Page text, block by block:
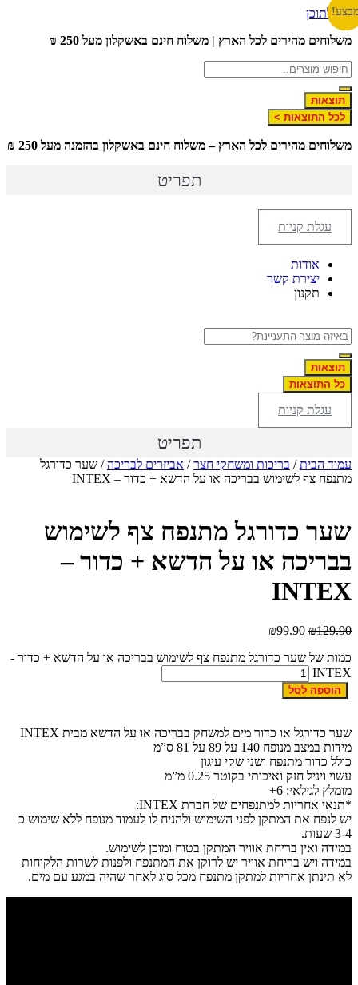
דלג לתוכן
משלוחים מהירים לכל הארץ | משלוח חינם באשקלון מעל 250 ₪
תוצאות
לכל התוצאות >
משלוחים מהירים לכל הארץ – משלוח חינם באשקלון בהזמנה מעל 250 ₪
תפריט
עגלת קניות
אודות
יצירת קשר
תקנון
תוצאות
כל התוצאות
עגלת קניות
תפריט
עמוד הבית/ בריכות ומשחקי חצר/ אביזרים לבריכה/ שער כדורגל
מתנפח צף לשימוש בבריכה או על הדשא + כדור – INTEX
שער כדורגל מתנפח צף לשימוש
בבריכה או על הדשא + כדור –
INTEX
₪129.90
₪99.90
כמות של שער כדורגל מתנפח צף לשימוש בבריכה או על הדשא + כדור -
INTEX
הוספה לסל
שער כדורגל או כדור מים למשחק בבריכה או על הדשא מבית INTEX
מידות במצב מנופח 140 על 89 על 81 ס”מ
כולל כדור מתנפח ושני שקי עיגון
עשוי ויניל חזק ואיכותי בקוטר 0.25 מ”מ
מומלץ לגילאי: 6+
*תנאי אחריות למתנפחים של חברת INTEX:
יש לנפח את המתקן לפני השימוש ולהניח לו לעמוד מנופח ללא שימוש כ
3-4 שעות.
במידה ואין בריחת אוויר המתקן בטוח ומוכן לשימוש.
במידה ויש בריחת אוויר יש לרוקן את המתנפח ולפנות לשרות הלקוחות
לא תינתן אחריות למתקן מתנפח מכל סוג לאחר שהיה במגע עם מים.